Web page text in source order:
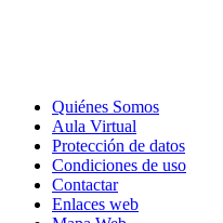
Quiénes Somos
Aula Virtual
Protección de datos
Condiciones de uso
Contactar
Enlaces web